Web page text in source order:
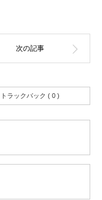
トラックバック ( 0 )